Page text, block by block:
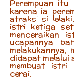
Perempuan itu
karena ia
atraksi si
istri ketiga
menceraikan
ucapannya
didapat melalui
membuat istri
cerai.